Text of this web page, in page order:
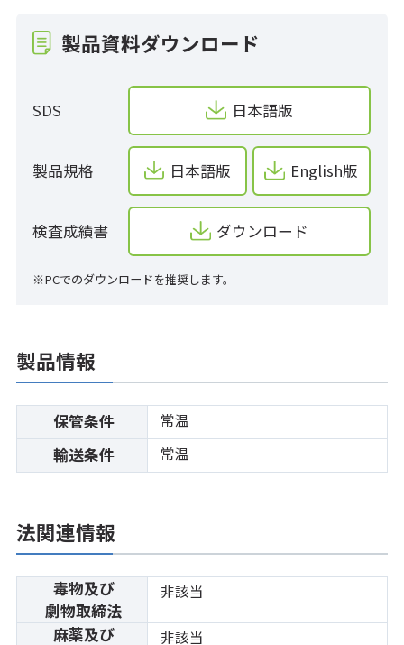
製品資料ダウンロード
SDS 日本語版
製品規格 日本語版 English版
検査成績書 ダウンロード
※PCでのダウンロードを推奨します。
製品情報
保管条件 常温
輸送条件 常温
法関連情報
毒物及び
劇物取締法
非該当
麻薬及び 非該当